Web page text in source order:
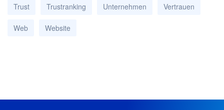
Trust Trustranking Unternehmen Vertrauen
Web Website